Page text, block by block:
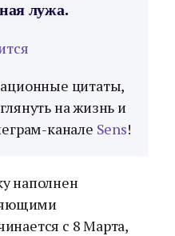
лужа.
цитаты,
на жизнь и
канале Sens!
наполнен
с 8 Марта,